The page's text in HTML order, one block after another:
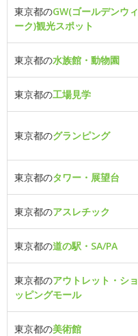
東京都のGW(ゴールデンウィ
ーク)観光スポット
東京都の水族館・動物園
東京都の工場見学
東京都のグランピング
東京都のタワー・展望台
東京都のアスレチック
東京都の道の駅・SA/PA
東京都のアウトレット・ショ
ッピングモール
東京都の美術館